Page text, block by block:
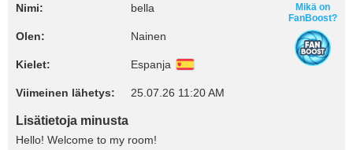
Nimi: bella
Olen: Nainen
Kielet: Espanja
Viimeinen lähetys: 25.07.26 11:20 AM
Mikä on
FanBoost?
Lisätietoja minusta
Hello! Welcome to my room!